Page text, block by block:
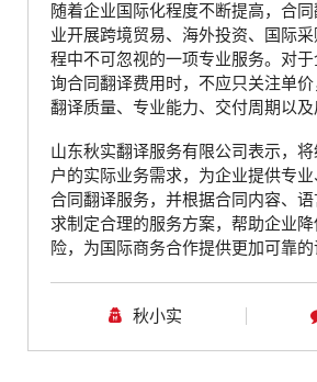
随着企业国际化程度不断提高，合
业开展跨境贸易、海外投资、国际
程中不可忽视的一项专业服务。对
询合同翻译费用时，不应只关注单
翻译质量、专业能力、交付周期以及
山东秋实翻译服务有限公司表示，
户的实际业务需求，为企业提供专
合同翻译服务，并根据合同内容、
求制定合理的服务方案，帮助企业
险，为国际商务合作提供更加可靠的
秋小实